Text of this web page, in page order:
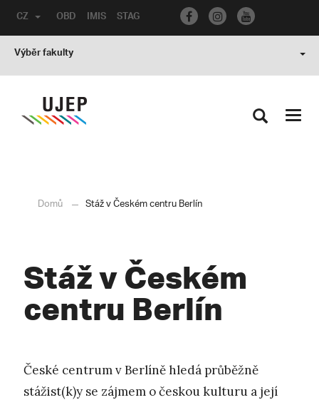
OBD IMIS STAG
CZ
Výběr fakulty
Domů Stáž v Českém centru Berlín
Stáž v Českém
centru Berlín
České centrum v Berlíně hledá průběžně
stážist(k)y se zájmem o českou kulturu a její